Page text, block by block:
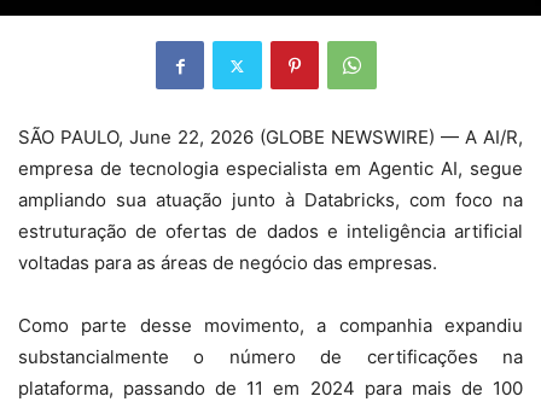
SÃO PAULO, June 22, 2026 (GLOBE NEWSWIRE) — A AI/R,
empresa de tecnologia especialista em Agentic AI, segue
ampliando sua atuação junto à Databricks, com foco na
estruturação de ofertas de dados e inteligência artificial
voltadas para as áreas de negócio das empresas.
Como parte desse movimento, a companhia expandiu
substancialmente o número de certificações na
plataforma, passando de 11 em 2024 para mais de 100